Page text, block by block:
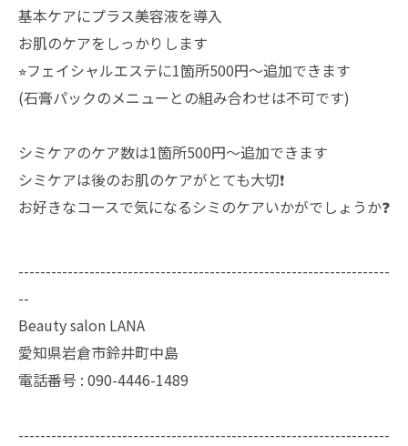
基本ケアにプラス美容液を導入
お肌のケアをしっかりします
⭐︎フェイシャルエステに1箇所500円〜追加できます
(石膏パックのメニューとの組み合わせは不可です)
シミケアのケア数は1箇所500円〜追加できます
シミケアは後のお肌のケアがとても大切❗️
お好きなコースで気になるシミのケアいかがでしょうか❓
--------------------------------------------------------------------
--
Beauty salon LANA
愛知県岩倉市鈴井町中島
電話番号 : 090-4446-1489
--------------------------------------------------------------------